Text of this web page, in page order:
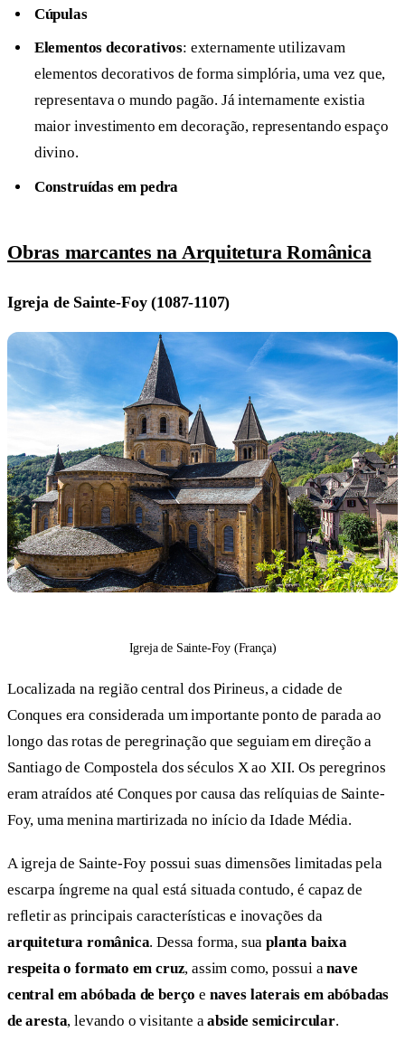
Cúpulas
Elementos decorativos: externamente utilizavam
elementos decorativos de forma simplória, uma vez que,
representava o mundo pagão. Já internamente existia
maior investimento em decoração, representando espaço
divino.
Construídas em pedra
Obras marcantes na Arquitetura Românica
Igreja de Sainte-Foy (1087-1107)
Igreja de Sainte-Foy (França)
Localizada na região central dos Pirineus, a cidade de
Conques era considerada um importante ponto de parada ao
longo das rotas de peregrinação que seguiam em direção a
Santiago de Compostela dos séculos X ao XII. Os peregrinos
eram atraídos até Conques por causa das relíquias de Sainte-
Foy, uma menina martirizada no início da Idade Média.
A igreja de Sainte-Foy possui suas dimensões limitadas pela
escarpa íngreme na qual está situada contudo, é capaz de
refletir as principais características e inovações da
arquitetura românica. Dessa forma, suaplanta baixa
respeita o formato em cruz, assim como, possui anave
central em abóbada de berço e naves laterais em abóbadas
de aresta, levando o visitante aabside semicircular.